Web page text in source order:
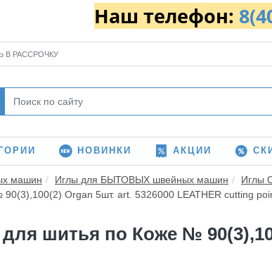
Наш телефон:
В РАССРОЧКУ
НОВИНКИ АКЦИИ
машин Иглы для БЫТОВЫХ швейных машин
Иглы
Organ 5шт. art. 5326000 LEATHER cutting
шитья по Коже №